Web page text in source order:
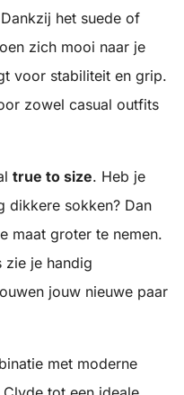
het suede of
zich mooi naar je
voor stabiliteit en grip.
zowel casual outfits
true to size. Heb je
dikkere sokken? Dan
maat groter te nemen.
zie je handig
jouw nieuwe paar
met moderne